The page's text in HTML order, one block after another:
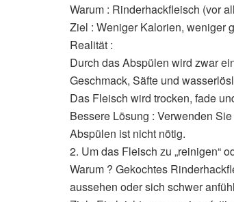
Warum : Rinderhackfleisch (vor
Ziel : Weniger Kalorien, weniger
Realität :
Durch das Abspülen wird zwar
Geschmack, Säfte und
Das Fleisch wird trocken, fade
Bessere Lösung : Verwenden
Abspülen ist nicht nötig.
2. Um das Fleisch zu „reinigen“
Warum ? Gekochtes
aussehen oder sich schwer